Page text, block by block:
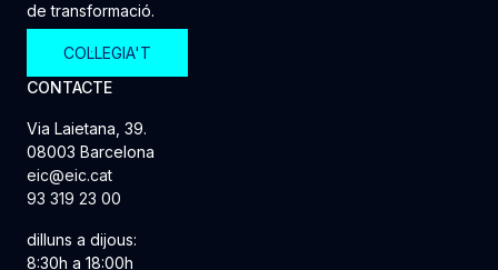
de transformació.
COL·LEGIA'T
CONTACTE
Via Laietana, 39.
08003 Barcelona
eic@eic.cat
93 319 23 00
dilluns a dijous:
8:30h a 18:00h